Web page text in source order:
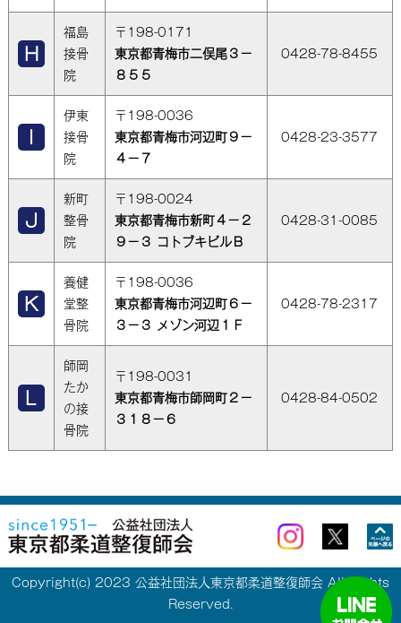
福島
接骨
院
〒198-0171
東京都青梅市二俣尾３－
８５５
0428-78-8455
伊東
接骨
院
〒198-0036
東京都青梅市河辺町９－
４－７
0428-23-3577
新町
整骨
院
〒198-0024
東京都青梅市新町４－２
９－３ コトブキビルＢ
0428-31-0085
養健
堂整
骨院
〒198-0036
東京都青梅市河辺町６－
３－３ メゾン河辺１Ｆ
0428-78-2317
師岡
たか
の接
骨院
〒198-0031
東京都青梅市師岡町２－
３１８－６
0428-84-0502
Copyright(c) 2023 公益社団法人東京都柔道整復師会 All Rights
Reserved.